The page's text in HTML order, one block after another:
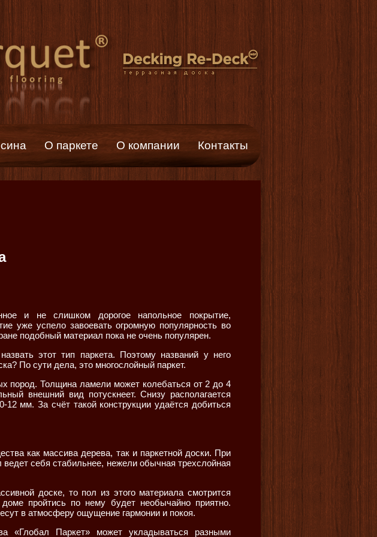
О паркете О компании Контакты
и не слишком дорогое напольное покрытие,
уже успело завоевать огромную популярность во
подобный материал пока не очень популярен.
этот тип паркета. Поэтому названий у него
По сути дела, это многослойный паркет.
пород. Толщина ламели может колебаться от 2 до 4
внешний вид потускнеет. Снизу располагается
мм. За счёт такой конструкции удаётся добиться
как массива дерева, так и паркетной доски. При
себя стабильнее, нежели обычная трехслойная
доске, то пол из этого материала смотрится
пройтись по нему будет необычайно приятно.
в атмосферу ощущение гармонии и покоя.
«Глобал Паркет» может укладываться разными